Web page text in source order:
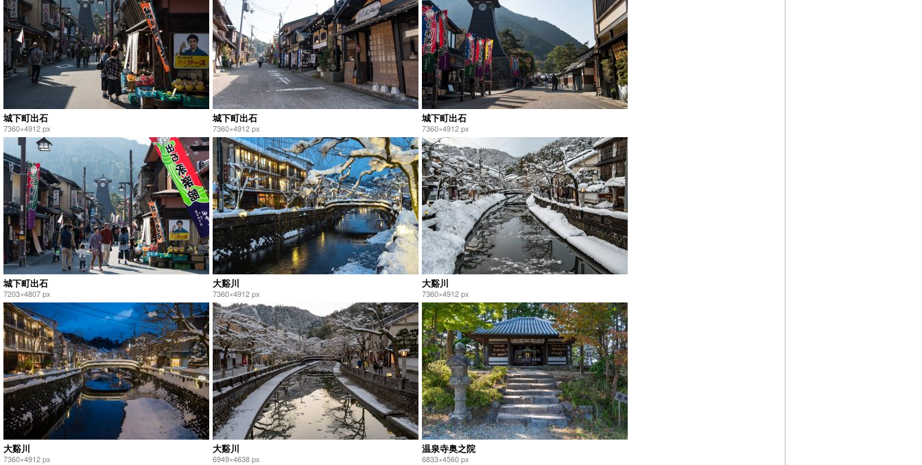
城下町出石
7360×4912 px
城下町出石
7360×4912 px
城下町出石
7360×4912 px
城下町出石
7203×4807 px
大谿川
7360×4912 px
大谿川
7360×4912 px
大谿川
7360×4912 px
大谿川
6949×4638 px
温泉寺奥之院
6833×4560 px